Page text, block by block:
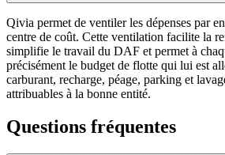
Qivia permet de ventiler les dépenses par
centre de coût. Cette ventilation facilite la
simplifie le travail du DAF et permet à
précisément le budget de flotte qui lui est
carburant, recharge, péage, parking et
attribuables à la bonne entité.
Questions fréquentes